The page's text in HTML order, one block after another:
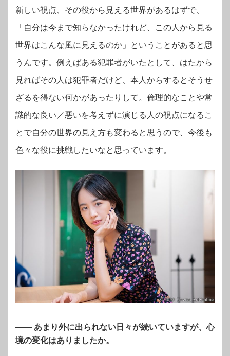
新しい視点、その役から見える世界があるはずで、
「自分は今まで知らなかったけれど、この人から見る
世界はこんな風に見えるのか」ということがあると思
うんです。例えばある犯罪者がいたとして、はたから
見ればその人は犯罪者だけど、本人からするとそうせ
ざるを得ない何かがあったりして。倫理的なことや常
識的な良い／悪いを考えずに演じる人の視点になるこ
とで自分の世界の見え方も変わると思うので、今後も
色々な役に挑戦したいなと思っています。
—— あまり外に出られない日々が続いていますが、心
境の変化はありましたか。